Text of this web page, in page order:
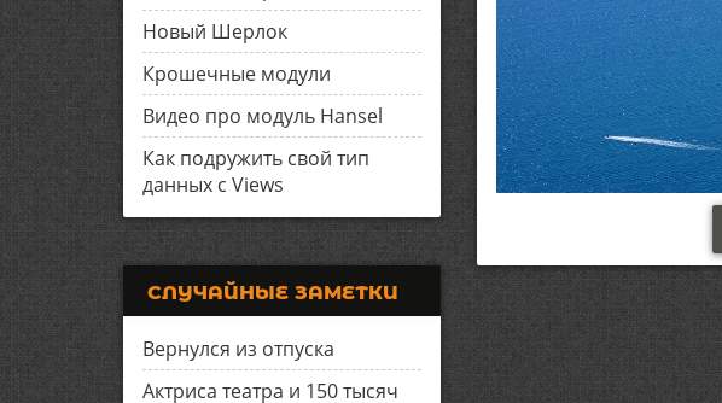
Новый Шерлок
Крошечные модули
Видео про модуль Hansel
Как подружить свой тип
данных с Views
СЛУЧАЙНЫЕ ЗАМЕТКИ
Вернулся из отпуска
Актриса театра и 150 тысяч